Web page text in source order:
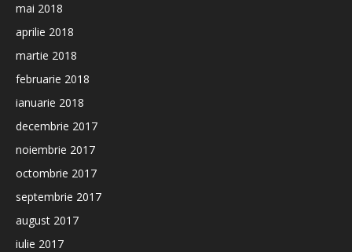
mai 2018
aprilie 2018
martie 2018
februarie 2018
ianuarie 2018
decembrie 2017
noiembrie 2017
octombrie 2017
septembrie 2017
august 2017
iulie 2017